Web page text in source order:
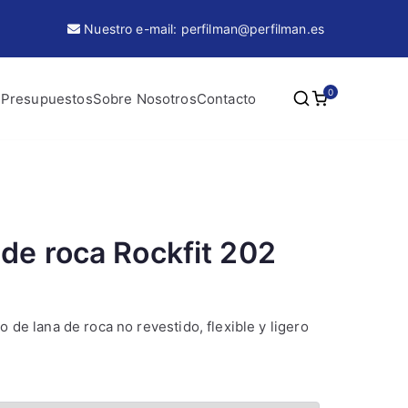
Nuestro e-mail: perfilman@perfilman.es
Sobre NosotrosContacto 0
roca Rockfit 202
de lana de roca no revestido, flexible y ligero